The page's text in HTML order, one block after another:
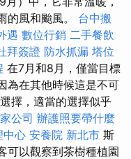
的風和颱風。 台中搬
遇 數位行銷 二手餐飲
拜簽證 防水抓漏 塔位
在7月和8月，僅當目標
為在其他時候這是不可
擇，適當的選擇似乎
公司 辦護照要帶什麼
中心 安養院 新北市 斯
可以觀察到茶樹種植園